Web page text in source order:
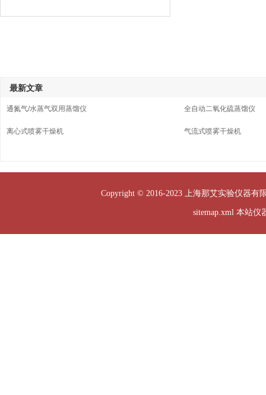
最新文章
通氮气/水蒸气双用蒸馏仪 全自动二氧化硫蒸馏仪
离心式喷雾干燥机 气流式喷雾干燥机
Copyright © 2016-2023 上海那艾实验仪器有
sitemap.xml本站仪